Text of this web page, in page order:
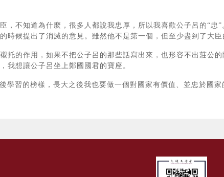
，不知道為什麼，很多人都說我忠厚，所以我喜歡公子呂的“忠”
時候提出了消滅的意見。雖然他不是第一個，但至少盡到了大臣
托的作用，如果不把公子呂的那些話寫出來，也形容不出莊公的
我想讓公子呂坐上鄭國國君的寶座。
學習的榜樣，長大之後我也要做一個對國家有價值、並忠於國家